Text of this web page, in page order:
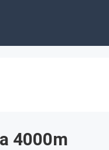
4000m